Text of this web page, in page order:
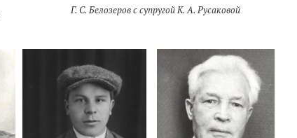
Г. С. Белозеров с супругой К. А. Русаковой